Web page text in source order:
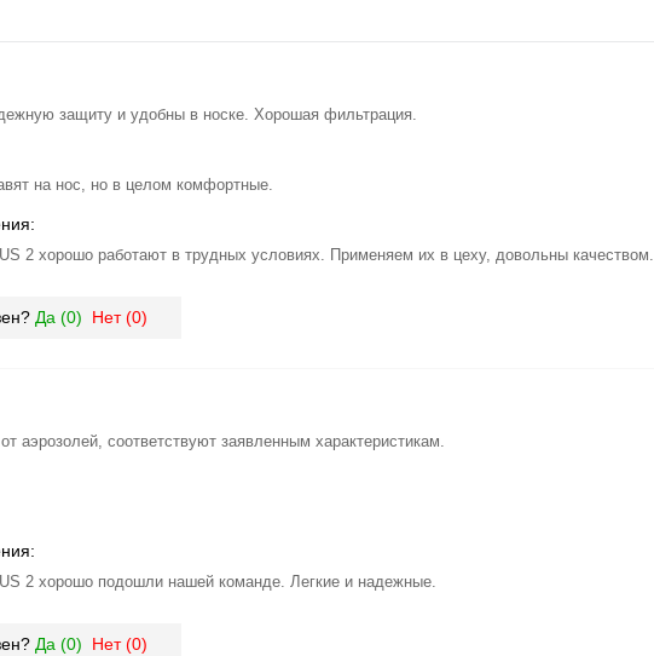
защиту и удобны в носке. Хорошая фильтрация.
на нос, но в целом комфортные.
2 хорошо работают в трудных условиях. Применяем их в цеху, довольны качеством.
Да (0) Нет (0)
аэрозолей, соответствуют заявленным характеристикам.
2 хорошо подошли нашей команде. Легкие и надежные.
Да (0) Нет (0)